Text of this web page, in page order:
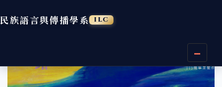
主
要
民族語言與傳播學系 ILC